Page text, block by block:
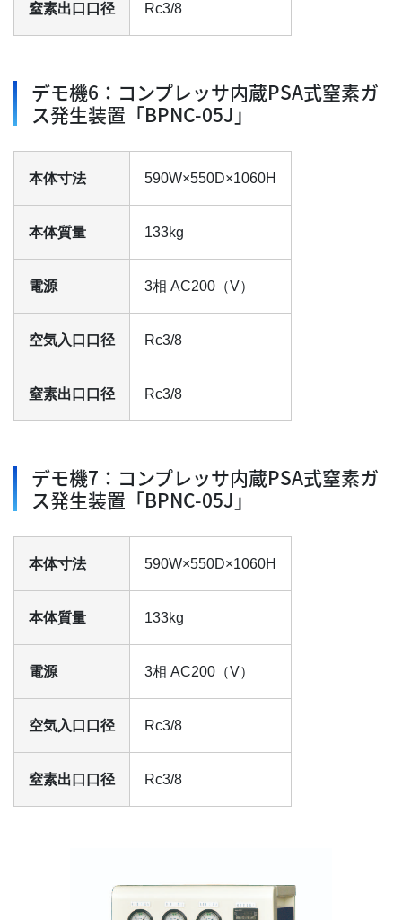
窒素出口口径 Rc3/8
デモ機6：コンプレッサ内蔵PSA式窒素ガ
ス発生装置「BPNC-05J」
本体寸法 590W×550D×1060H
本体質量 133kg
電源 3相 AC200（V）
空気入口口径 Rc3/8
窒素出口口径 Rc3/8
デモ機7：コンプレッサ内蔵PSA式窒素ガ
ス発生装置「BPNC-05J」
本体寸法 590W×550D×1060H
本体質量 133kg
電源 3相 AC200（V）
空気入口口径 Rc3/8
窒素出口口径 Rc3/8